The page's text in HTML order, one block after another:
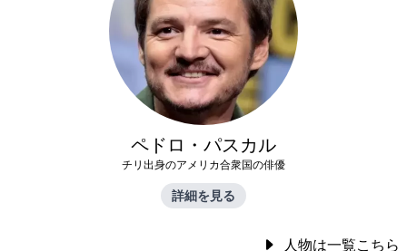
ペドロ・パスカル
チリ出身のアメリカ合衆国の俳優
詳細を見る
人物は一覧こちら